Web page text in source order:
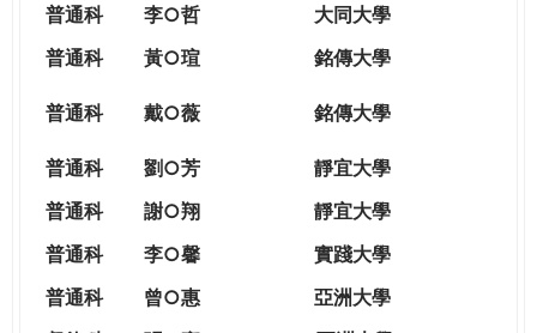
普通科
李○哲
大同大學
普通科
黃○瑄 銘傳大學
普通科 戴○薇 銘傳大學
普通科 劉○芳
靜宜大學
普通科
謝○翔
靜宜大學
普通科
李○馨
實踐大學
普通科
曾○惠
亞洲大學